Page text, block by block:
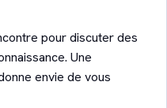
pour discuter des
Une
envie de vous